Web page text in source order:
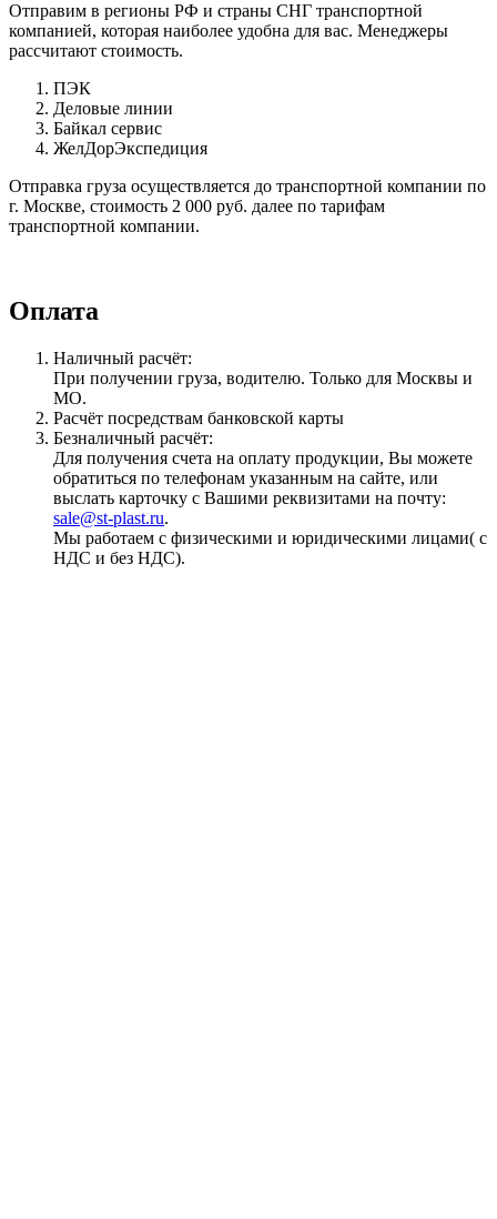
Отправим в регионы РФ и страны СНГ транспортной
компанией, которая наиболее удобна для вас. Менеджеры
рассчитают стоимость.
ПЭК
Деловые линии
Байкал сервис
ЖелДорЭкспедиция
Отправка груза осуществляется до транспортной компании по
г. Москве, стоимость 2 000 руб. далее по тарифам
транспортной компании.
Оплата
Наличный расчёт:
При получении груза, водителю. Только для Москвы и
МО.
Расчёт посредствам банковской карты
Безналичный расчёт:
Для получения счета на оплату продукции, Вы можете
обратиться по телефонам указанным на сайте, или
выслать карточку с Вашими реквизитами на почту:
sale@st-plast.ru.
Мы работаем с физическими и юридическими лицами( с
НДС и без НДС).